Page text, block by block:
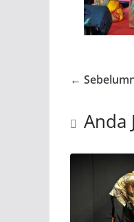
←
Anda